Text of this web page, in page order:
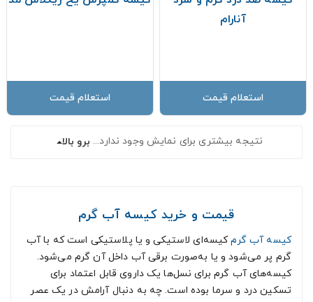
آنارام
استعلام قیمت استعلام قیمت
نتیجه بیشتری برای نمایش وجود ندارد... برو بالا
قیمت و خرید کیسه آب گرم
کیسه آب گرمکیسه‌ای لاستیکی و یا پلاستیکی است که با آب
گرم پر می‌شود و یا به‌صورت برقی آب داخل آن گرم می‌شود.
کیسه‌های آب گرم برای نسل‌ها یک داروی قابل اعتماد برای
تسکین درد و سرما بوده است. چه به دنبال آرامش در یک عصر